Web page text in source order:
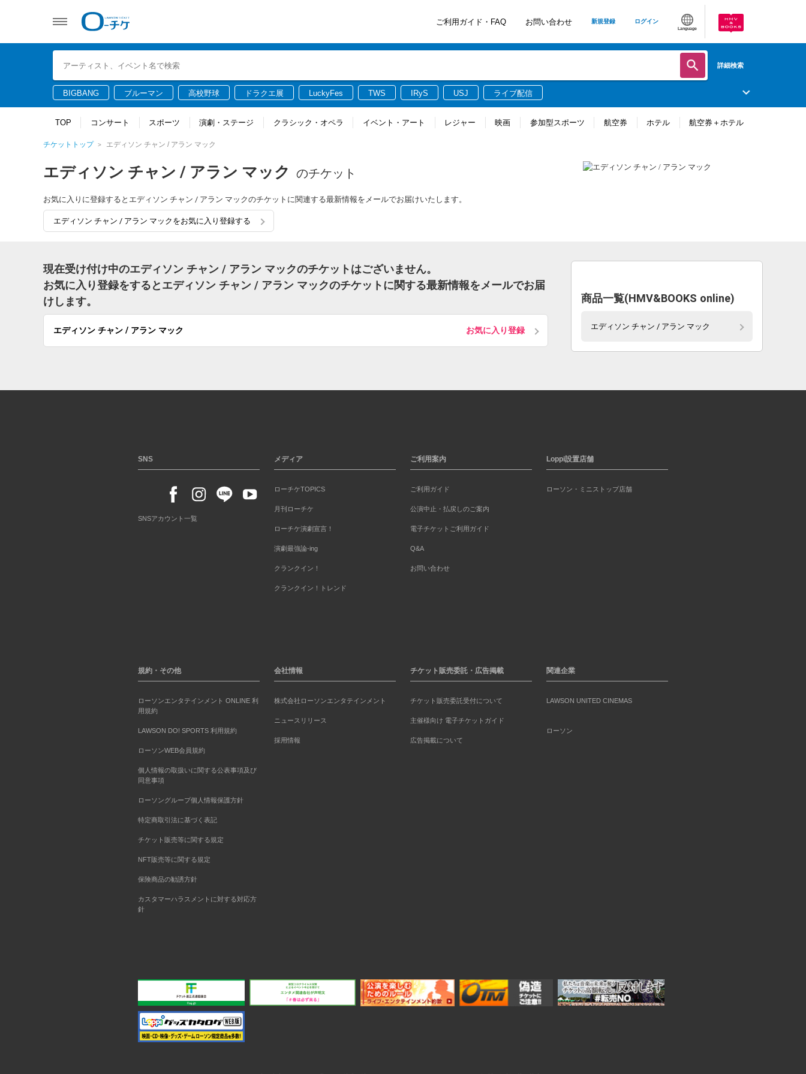
ご利用ガイド・FAQ お問い合わせ 新規登録 ログイン
Language
詳細検索
BIGBANG ブルーマン 高校野球 ドラクエ展 LuckyFes TWS IRyS USJ ライブ配信
TOP コンサート スポーツ 演劇・ステージ クラシック・オペラ イベント・アート レジャー 映画 参加型スポーツ 航空券 ホテル 航空券＋ホテル
チケットトップ エディソン チャン / アラン マック
エディソン チャン / アラン マック のチケット
お気に入りに登録するとエディソン チャン / アラン マックのチケットに関連する最新情報をメールでお届けいたします。
エディソン チャン / アラン マックをお気に入り登録する
現在受け付け中のエディソン チャン / アラン マックのチケットはございません。
お気に入り登録をするとエディソン チャン / アラン マックのチケットに関する最新情報をメールでお届
けします。
エディソン チャン / アラン マック お気に入り登録
商品一覧(HMV&BOOKS online)
エディソン チャン / アラン マック
SNS
SNSアカウント一覧
メディア
ローチケTOPICS
月刊ローチケ
ローチケ演劇宣言！
演劇最強論-ing
クランクイン！
クランクイン！トレンド
ご利用案内
ご利用ガイド
公演中止・払戻しのご案内
電子チケットご利用ガイド
Q&A
お問い合わせ
Loppi設置店舗
ローソン・ミニストップ店舗
規約・その他
ローソンエンタテインメント ONLINE 利
用規約
LAWSON DO! SPORTS 利用規約
ローソンWEB会員規約
個人情報の取扱いに関する公表事項及び
同意事項
ローソングループ個人情報保護方針
特定商取引法に基づく表記
チケット販売等に関する規定
NFT販売等に関する規定
保険商品の勧誘方針
カスタマーハラスメントに対する対応方
針
会社情報
株式会社ローソンエンタテインメント
ニュースリリース
採用情報
チケット販売委託・広告掲載
チケット販売委託受付について
主催様向け 電子チケットガイド
広告掲載について
関連企業
LAWSON UNITED CINEMAS
ローソン